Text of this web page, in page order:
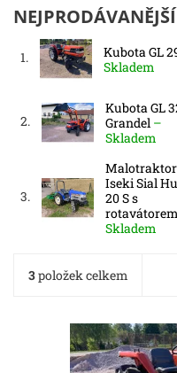
NEJPRODÁVANĚJŠÍ
1. Kubota GL
Skladem
2.
Kubota GL
Grandel –
Skladem
3.
Malotraktor
Iseki Sial
20 S s
rotavátorem
Skladem
3položek celkem
Malotraktor Kubota GL
tříválec diesel 29 hp,
4 x 4 vypinatelny,